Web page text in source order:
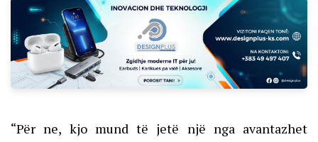
“Për ne, kjo mund të jetë një nga avantazhet